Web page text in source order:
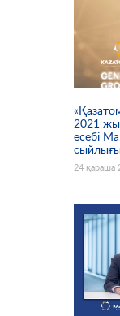
2021
есебі
24 қараша